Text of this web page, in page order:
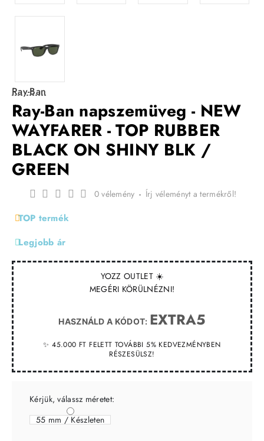
Ray-Ban
Ray-Ban napszemüveg - NEW
WAYFARER - TOP RUBBER
BLACK ON SHINY BLK /
GREEN
YOZZ OUTLET ☀️
MEGÉRI KÖRÜLNÉZNI!
HASZNÁLD A KÓDOT: EXTRA5
✨ 45.000 FT FELETT TOVÁBBI 5% KEDVEZMÉNYBEN
RÉSZESÜLSZ!
TOP termék
Legjobb ár
0 vélemény - Írj véleményt a termékről!
Kérjük, válassz méretet:
55 mm / Készleten